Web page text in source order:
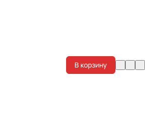
В корзину